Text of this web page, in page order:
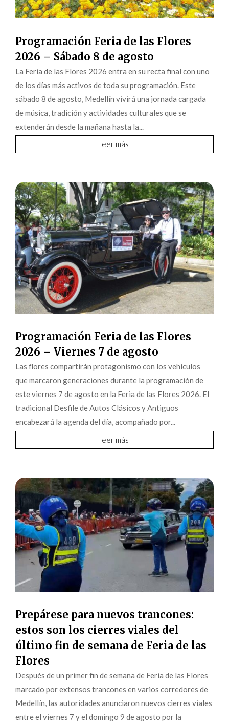
Programación Feria de las Flores
2026 – Sábado 8 de agosto
La Feria de las Flores 2026 entra en su recta final con uno
de los días más activos de toda su programación. Este
sábado 8 de agosto, Medellín vivirá una jornada cargada
de música, tradición y actividades culturales que se
extenderán desde la mañana hasta la...
leer más
Programación Feria de las Flores
2026 – Viernes 7 de agosto
Las flores compartirán protagonismo con los vehículos
que marcaron generaciones durante la programación de
este viernes 7 de agosto en la Feria de las Flores 2026. El
tradicional Desfile de Autos Clásicos y Antiguos
encabezará la agenda del día, acompañado por...
leer más
Prepárese para nuevos trancones:
estos son los cierres viales del
último fin de semana de Feria de las
Flores
Después de un primer fin de semana de Feria de las Flores
marcado por extensos trancones en varios corredores de
Medellín, las autoridades anunciaron nuevos cierres viales
entre el viernes 7 y el domingo 9 de agosto por la